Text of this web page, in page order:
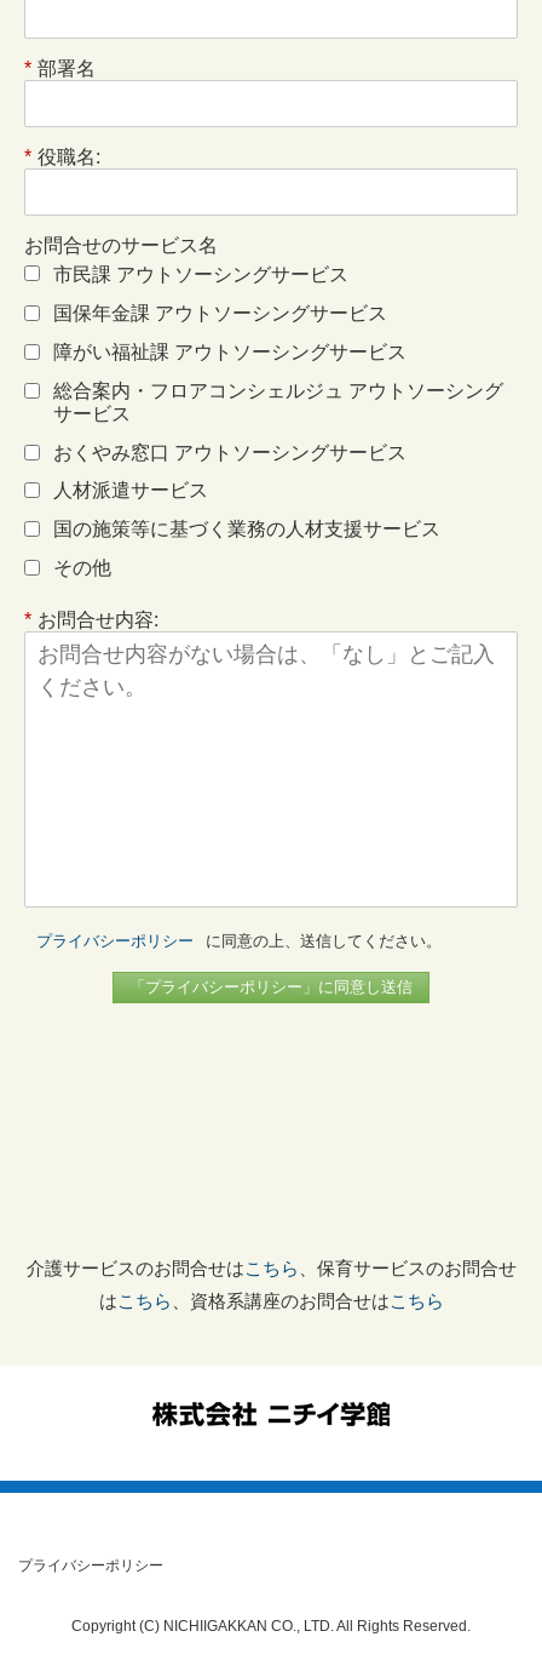
* 部署名
* 役職名:
お問合せのサービス名
市民課 アウトソーシングサービス
国保年金課 アウトソーシングサービス
障がい福祉課 アウトソーシングサービス
総合案内・フロアコンシェルジュ アウトソーシング
サービス
おくやみ窓口 アウトソーシングサービス
人材派遣サービス
国の施策等に基づく業務の人材支援サービス
その他
* お問合せ内容:
プライバシーポリシー に同意の上、送信してください。
「プライバシーポリシー」に同意し送信
介護サービスのお問合せはこちら 、保育サービスのお問合せ
はこちら 、資格系講座のお問合せはこちら
プライバシーポリシー
Copyright (C) NICHIIGAKKAN CO., LTD. All Rights Reserved.